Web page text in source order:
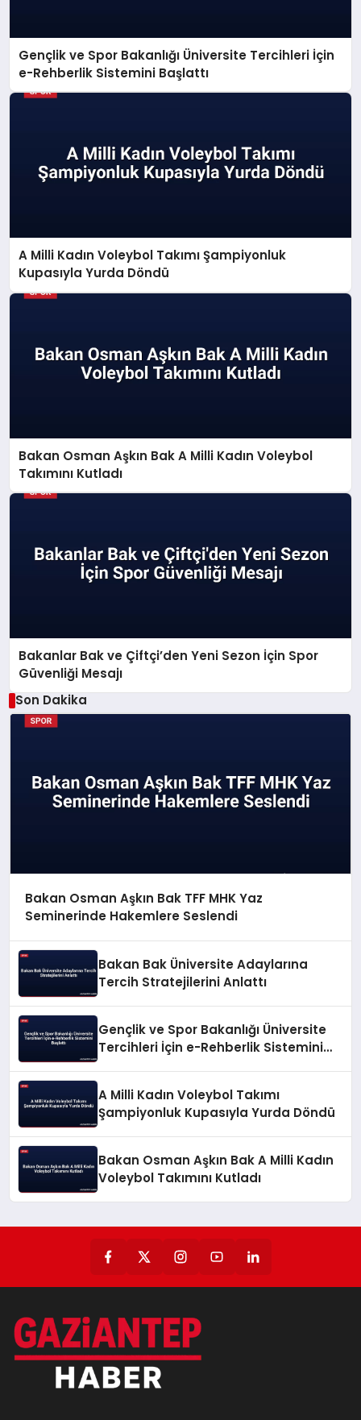
Gençlik ve Spor Bakanlığı Üniversite Tercihleri İçin
e-Rehberlik Sistemini Başlattı
A Milli Kadın Voleybol Takımı Şampiyonluk
Kupasıyla Yurda Döndü
Bakan Osman Aşkın Bak A Milli Kadın Voleybol
Takımını Kutladı
Bakanlar Bak ve Çiftçi’den Yeni Sezon İçin Spor
Güvenliği Mesajı
Son Dakika
Bakan Osman Aşkın Bak TFF MHK Yaz
Seminerinde Hakemlere Seslendi
Bakan Bak Üniversite Adaylarına
Tercih Stratejilerini Anlattı
Gençlik ve Spor Bakanlığı Üniversite
Tercihleri İçin e-Rehberlik Sistemini
A Milli Kadın Voleybol Takımı
Şampiyonluk Kupasıyla Yurda Döndü
Bakan Osman Aşkın Bak A Milli Kadın
Voleybol Takımını Kutladı